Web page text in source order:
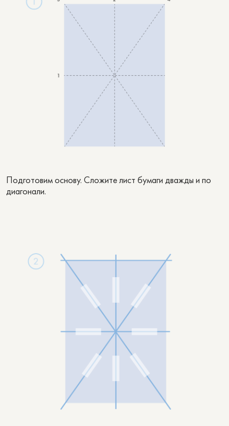
Подготовим основу. Сложите лист бумаги дважды и по
диагонали.